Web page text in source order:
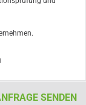
SENDEN